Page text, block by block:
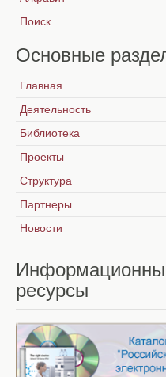
Поиск
Основные
Главная
Деятельность
Библиотека
Проекты
Структура
Партнеры
Новости
ресурсы